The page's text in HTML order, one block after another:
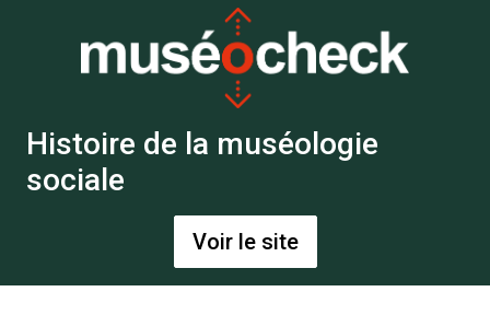
Histoire de la muséologie
sociale
Voir le site